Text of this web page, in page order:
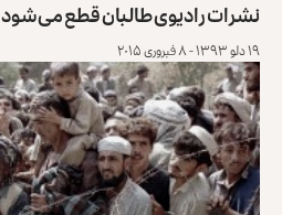
نشرات رادیوی طالبان قطع می‌شود
۱۹ دلو ۱۳۹۳ - ۸ فبروری ۲۰۱۵